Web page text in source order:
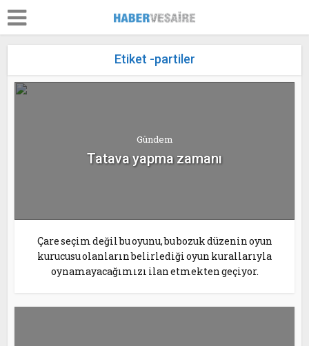
Etiket -partiler
Gündem
Tatava yapma zamanı
Çare seçim değil bu oyunu, bu bozuk düzenin oyun
kurucusu olanların belirlediği oyun kurallarıyla
oynamayacağımızı ilan etmekten geçiyor.